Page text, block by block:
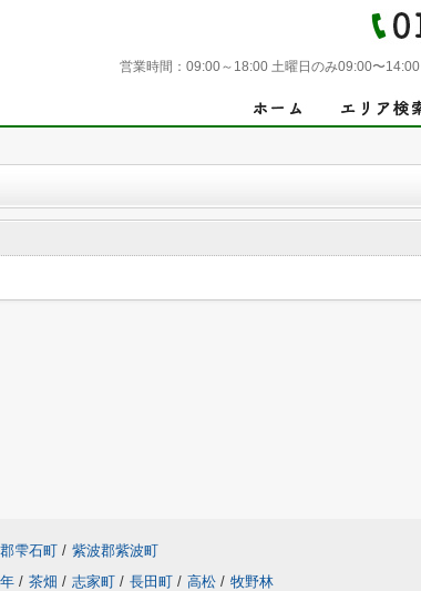
営業時間： 09:00～18:00 土曜日のみ09:00〜14:00
雫石町 / 紫波郡紫波町
/ 茶畑 / 志家町 / 長田町 / 高松 / 牧野林